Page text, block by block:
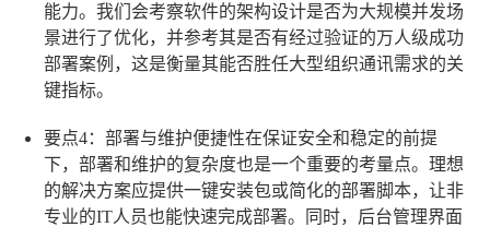
能力。我们会考察软件的架构设计是否为大规模并发场
景进行了优化，并参考其是否有经过验证的万人级成功
部署案例，这是衡量其能否胜任大型组织通讯需求的关
键指标。
要点4：部署与维护便捷性在保证安全和稳定的前提
下，部署和维护的复杂度也是一个重要的考量点。理想
的解决方案应提供一键安装包或简化的部署脚本，让非
专业的IT人员也能快速完成部署。同时，后台管理界面